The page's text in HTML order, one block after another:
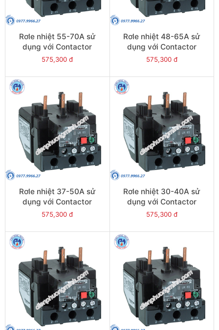
Rơle nhiệt 55-70A sử
dụng với Contactor
LC1E80-E95 - Model
575,300 đ
Rơle nhiệt 48-65A sử
dụng với Contactor
LC1E65-E95 - Model
575,300 đ
Rơle nhiệt 37-50A sử
dụng với Contactor
LC1E50-E95 - Model
575,300 đ
Rơle nhiệt 30-40A sử
dụng với Contactor
LC1E40-E95 - Model
575,300 đ